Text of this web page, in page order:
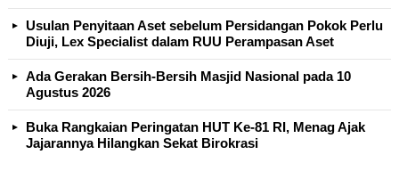
Usulan Penyitaan Aset sebelum Persidangan Pokok Perlu
Diuji, Lex Specialist dalam RUU Perampasan Aset
Ada Gerakan Bersih-Bersih Masjid Nasional pada 10
Agustus 2026
Buka Rangkaian Peringatan HUT Ke-81 RI, Menag Ajak
Jajarannya Hilangkan Sekat Birokrasi